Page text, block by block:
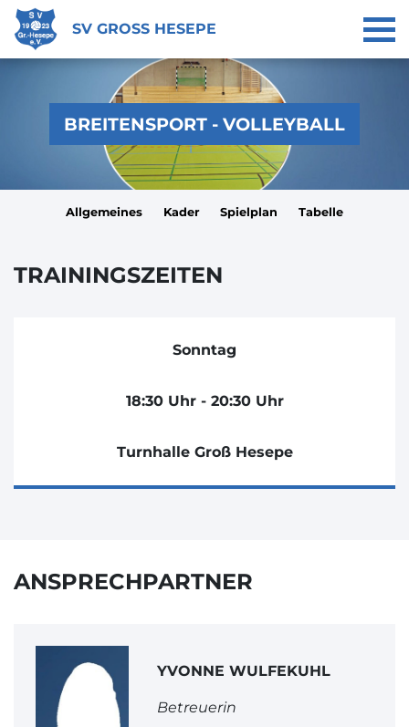
SV GROSS HESEPE
BREITENSPORT - VOLLEYBALL
Allgemeines Kader Spielplan Tabelle
TRAININGSZEITEN
Sonntag
18:30 Uhr - 20:30 Uhr
Turnhalle Groß Hesepe
ANSPRECHPARTNER
YVONNE WULFEKUHL
Betreuerin